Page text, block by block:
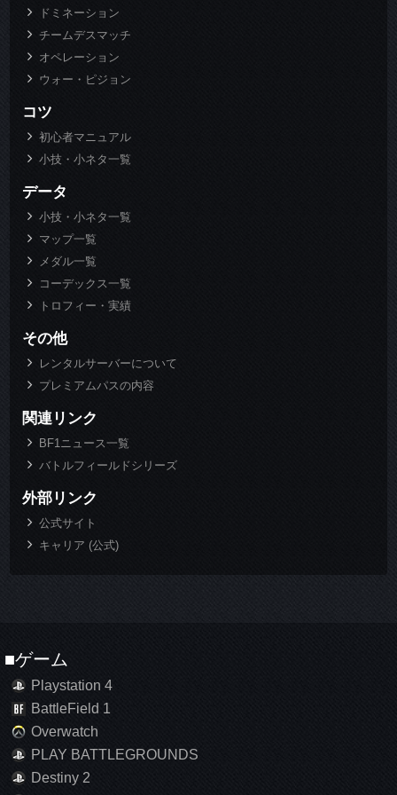
ドミネーション
チームデスマッチ
オペレーション
ウォー・ピジョン
コツ
初心者マニュアル
小技・小ネタ一覧
データ
小技・小ネタ一覧
マップ一覧
メダル一覧
コーデックス一覧
トロフィー・実績
その他
レンタルサーバーについて
プレミアムパスの内容
関連リンク
BF1ニュース一覧
バトルフィールドシリーズ
外部リンク
公式サイト
キャリア (公式)
■ゲーム
Playstation 4
BattleField 1
Overwatch
PLAY BATTLEGROUNDS
Destiny 2